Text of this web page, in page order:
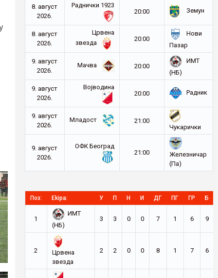
8. август
2026.
Раднички 1923
20:00
Земун
8. август
2026.
Црвена
звезда
20:00
Нови
Пазар
9. август
2026.
Мачва 20:00
ИМТ
(НБ)
9. август
2026.
Војводина
20:00
Радник
9. август
2026.
Младост
21:00
Чукарички
9. август
2026.
ОФК Београд
21:00
Железничар
(Па)
Поз: Ekipa: У П Н И ДГ ПГ ГР Б
1
ИМТ
(НБ)
3 3 0 0 7 1 6 9
2
Црвена
звезда
2 2 0 0 8 1 7 6